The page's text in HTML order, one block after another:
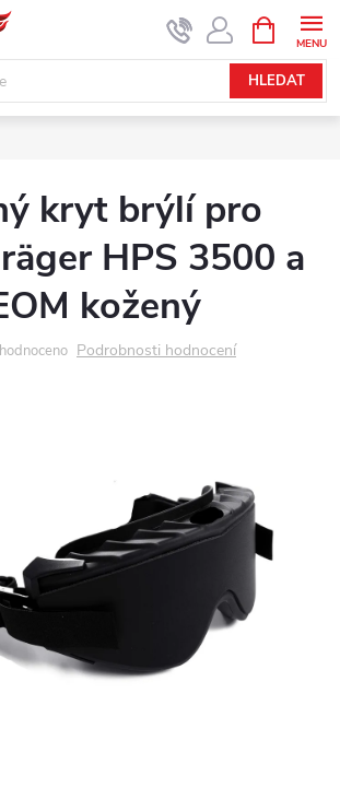
HLEDAT
NÁKUPNÍ
KOŠÍK
kryt brýlí pro
HPS 3500 a
kožený
Podrobnosti hodnocení